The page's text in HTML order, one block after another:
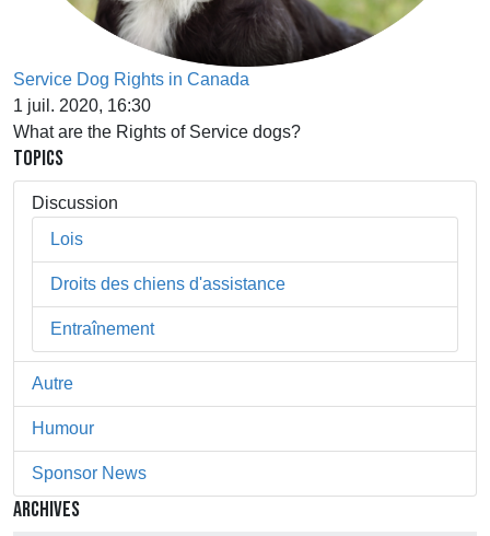
Service Dog Rights in Canada
1 juil. 2020, 16:30
What are the Rights of Service dogs?
TOPICS
Discussion
Lois
Droits des chiens d'assistance
Entraînement
Autre
Humour
Sponsor News
ARCHIVES